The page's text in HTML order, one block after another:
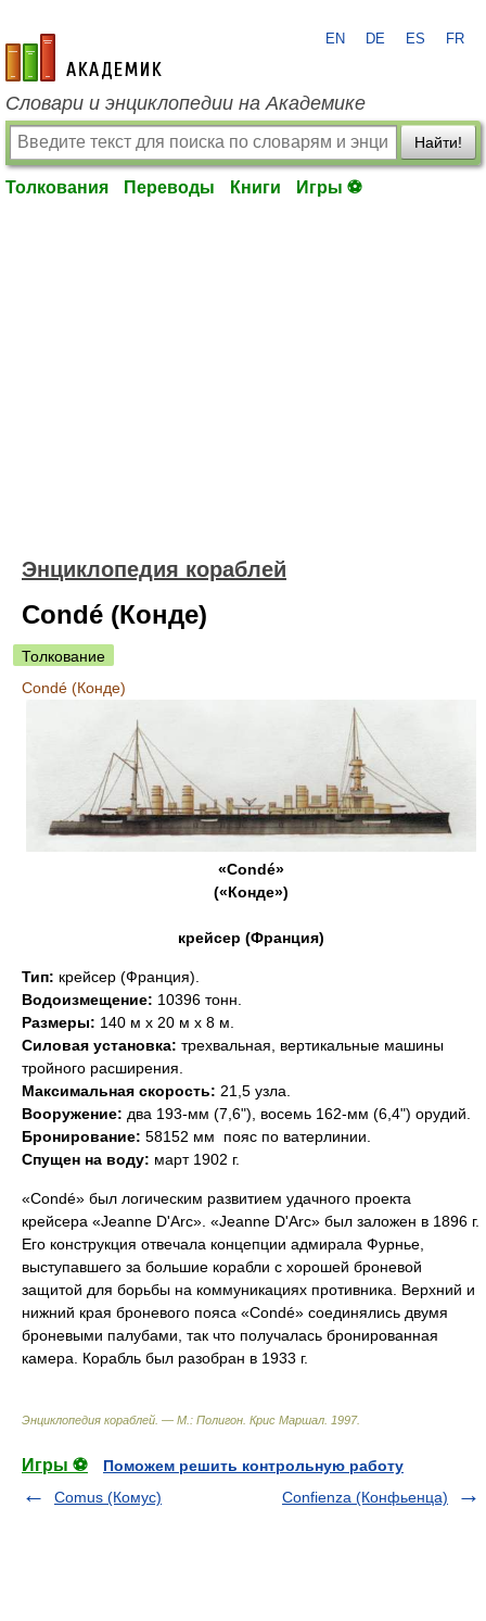
academic.ru
EN DE ES FR
Словари и энциклопедии на Академике
Найти!
Толкования Переводы Книги Игры ⚽
Энциклопедия кораблей
Condé (Конде)
Толкование
Condé (Конде)
«Condé»
(«Конде»)
крейсер (Франция)
Тип: крейсер (Франция).
Водоизмещение: 10396 тонн.
Размеры: 140 м х 20 м х 8 м.
Силовая установка: трехвальная, вертикальные машины
тройного расширения.
Максимальная скорость: 21,5 узла.
Вооружение: два 193-мм (7,6"), восемь 162-мм (6,4") орудий.
Бронирование: 58152 мм  пояс по ватерлинии.
Спущен на воду: март 1902 г.
«Condé» был логическим развитием удачного проекта
крейсера «Jeanne D'Arc». «Jeanne D'Arc» был заложен в 1896 г.
Его конструкция отвечала концепции адмирала Фурнье,
выступавшего за большие корабли с хорошей броневой
защитой для борьбы на коммуникациях противника. Верхний и
нижний края броневого пояса «Condé» соединялись двумя
броневыми палубами, так что получалась бронированная
камера. Корабль был разобран в 1933 г.
Энциклопедия кораблей. — М.: Полигон Крис Маршал 1997.
Игры ⚽
Поможем решить контрольную работу
Comus (Комус)
Confienza (Конфьенца)